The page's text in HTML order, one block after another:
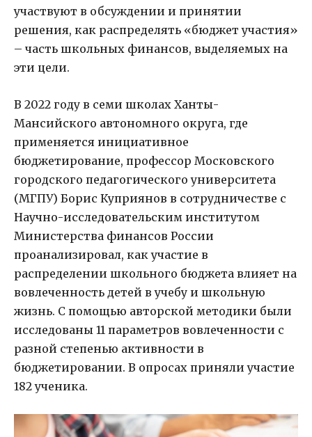
участвуют в обсуждении и принятии
решения, как распределять «бюджет участия»
– часть школьных финансов, выделяемых на
эти цели.
В 2022 году в семи школах Ханты-
Мансийского автономного округа, где
применяется инициативное
бюджетирование, профессор Московского
городского педагогического университета
(МГПУ) Борис Куприянов в сотрудничестве с
Научно-исследовательским институтом
Министерства финансов России
проанализировал, как участие в
распределении школьного бюджета влияет на
вовлеченность детей в учебу и школьную
жизнь. С помощью авторской методики были
исследованы 11 параметров вовлеченности с
разной степенью активности в
бюджетировании. В опросах приняли участие
182 ученика.